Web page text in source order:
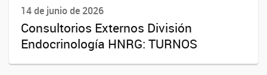
14 de junio de 2026
Consultorios Externos División
Endocrinología HNRG: TURNOS